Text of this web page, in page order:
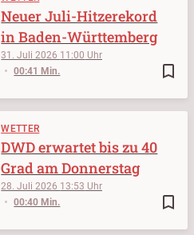
bookmark_border
31. Juli 2026 11:00
00:41 Min.
Neuer Juli-Hitzerekord
in Baden-Württemberg
WETTER
bookmark_border
28. Juli 2026 13:53
00:40 Min.
DWD erwartet bis zu 40
Grad am Donnerstag